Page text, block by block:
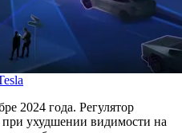
2024 года. Регулятор
при ухудшении видимости на